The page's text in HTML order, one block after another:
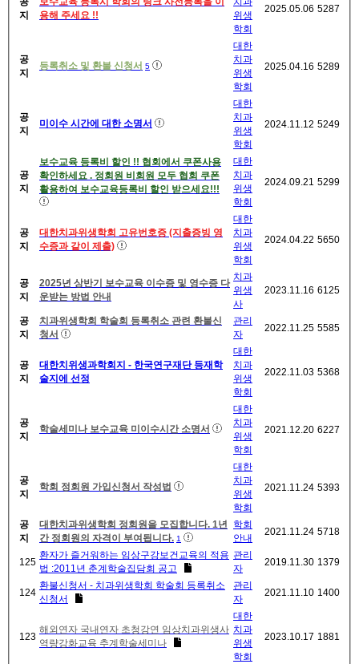
지
용해 주세요 !!
위생
학회
2025.05.06 5287
공
지
등록취소 및 환불 신청서 5
대한
치과
위생
학회
2025.04.16 5289
공
지
미이수 시간에 대한 소명서
대한
치과
위생
학회
2024.11.12 5249
공
지
보수교육 등록비 할인 !! 협회에서 쿠폰사용
확인하세요 . 정회원 비회원 모두 협회 쿠폰
활용하여 보수교육등록비 할인 받으세요!!!
대한
치과
위생
학회
2024.09.21 5299
공
지
대한치과위생학회 고유번호증 (지출증빙 영
수증과 같이 제출)
대한
치과
위생
학회
2024.04.22 5650
공
지
2025년 상반기 보수교육 이수증 및 영수증 다
운받는 방법 안내
치과
위생
사
2023.11.16 6125
공
지
치과위생학회 학술회 등록취소 관련 환불신
청서
관리
자
2022.11.25 5585
공
지
대한치위생과학회지 - 한국연구재단 등재학
술지에 선정
대한
치과
위생
학회
2022.11.03 5368
공
지
학술세미나 보수교육 미이수시간 소명서
대한
치과
위생
학회
2021.12.20 6227
공
지
학회 정회원 가입신청서 작성법
대한
치과
위생
학회
2021.11.24 5393
공
지
대한치과위생학회 정회원을 모집합니다. 1년
간 정회원의 자격이 부여됩니다. 1
학회
안내
2021.11.24 5718
125
환자가 즐거워하는 임상구강보건교육의 적용
법 :2011년 춘계학술집담회 공고
관리
자
2019.11.30 1379
124
환불신청서 - 치과위생학회 학술회 등록취소
신청서
관리
자
2021.11.10 1400
123
해외연자 국내연자 초청강연 임상치과위생사
역량강화교육 추계학술세미나
대한
치과
위생
학회
2023.10.17 1881